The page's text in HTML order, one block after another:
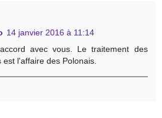
14 janvier 2016 à 11:14
avec vous. Le traitement des
est l'affaire des Polonais.